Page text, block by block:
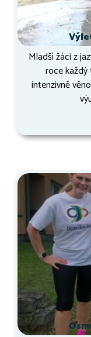
Mladší žáci z
roce každý
intenzivně